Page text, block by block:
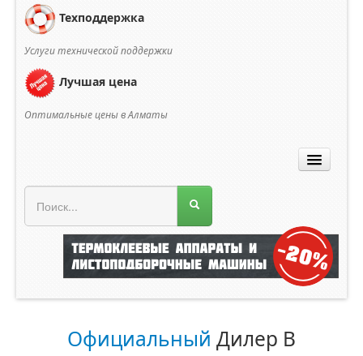
Техподдержка
Услуги технической поддержки
Лучшая цена
Оптимальные цены в Алматы
Официальный Дилер В